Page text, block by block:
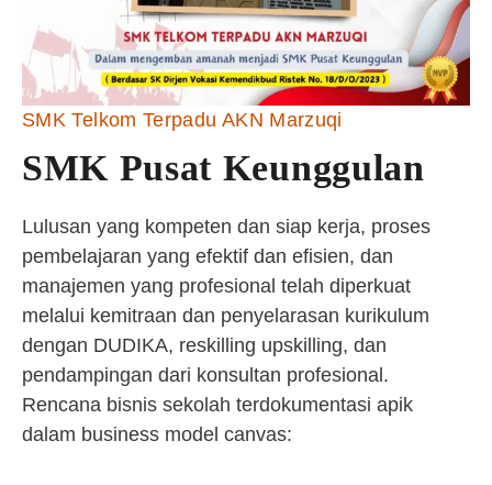
SMK Telkom Terpadu AKN Marzuqi
SMK Pusat Keunggulan
Lulusan yang kompeten dan siap kerja, proses
pembelajaran yang efektif dan efisien, dan
manajemen yang profesional telah diperkuat
melalui kemitraan dan penyelarasan kurikulum
dengan DUDIKA, reskilling upskilling, dan
pendampingan dari konsultan profesional.
Rencana bisnis sekolah terdokumentasi apik
dalam business model canvas: